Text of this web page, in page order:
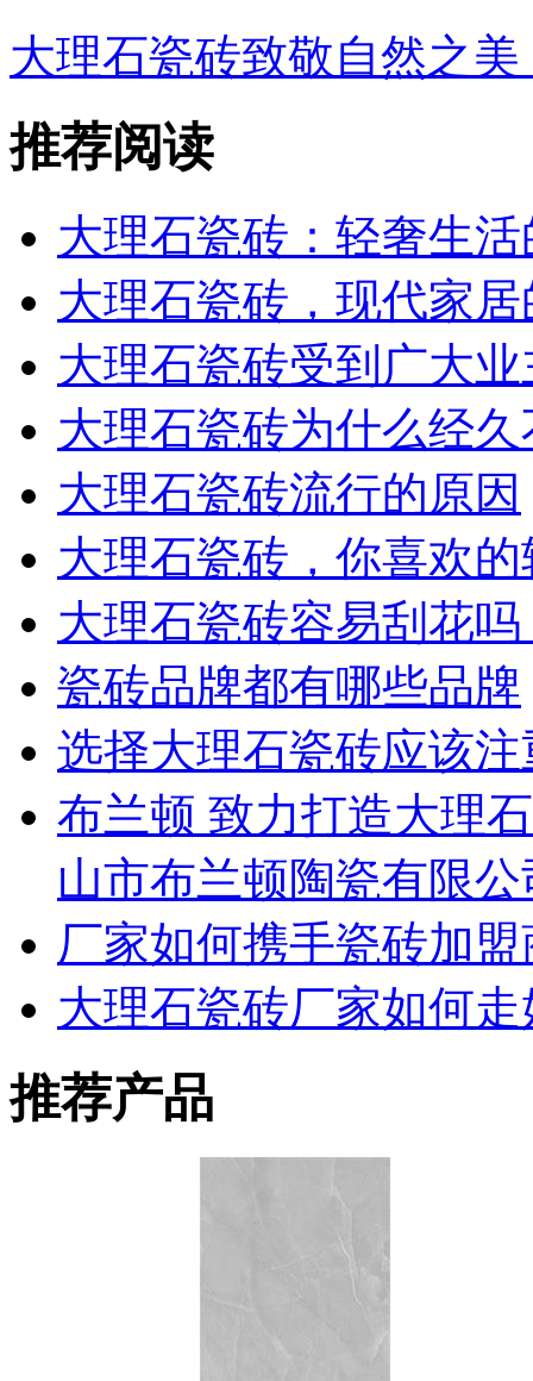
大理石瓷砖致敬自然之
推荐阅读
大理石瓷砖：轻奢生
大理石瓷砖，现代家
大理石瓷砖受到广大
大理石瓷砖为什么经
大理石瓷砖流行的原因
大理石瓷砖，你喜欢
大理石瓷砖容易刮花吗
瓷砖品牌都有哪些品牌
选择大理石瓷砖应该注
布兰顿 致力打造大理
山市布兰顿陶瓷有限
厂家如何携手瓷砖加
大理石瓷砖厂家如何
推荐产品